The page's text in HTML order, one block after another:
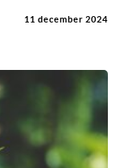
11 december 2024